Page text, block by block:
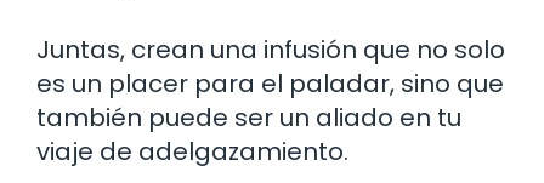
Juntas, crean una infusión que no solo
es un placer para el paladar, sino que
también puede ser un aliado en tu
viaje de adelgazamiento.